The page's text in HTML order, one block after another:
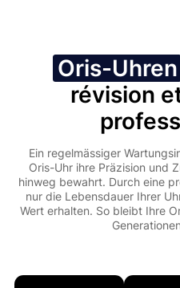
Oris-Uhren
révision
Ein regelmässiger
Oris-Uhr ihre Präzision und
hinweg bewahrt. Durch eine
nur die Lebensdauer Ihrer
Wert erhalten. So bleibt Ihre